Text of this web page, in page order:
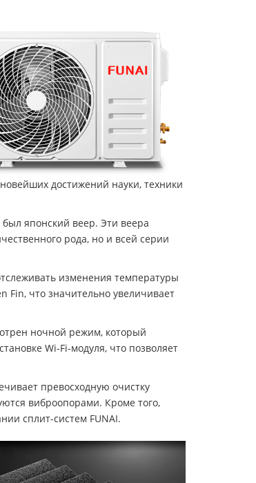
достижений науки, техники
японский веер. Эти веера
рода, но и всей серии
изменения температуры
что значительно увеличивает
ночной режим, который
Wi-Fi-модуля, что позволяет
превосходную очистку
виброопорами. Кроме того,
сплит-систем FUNAI.